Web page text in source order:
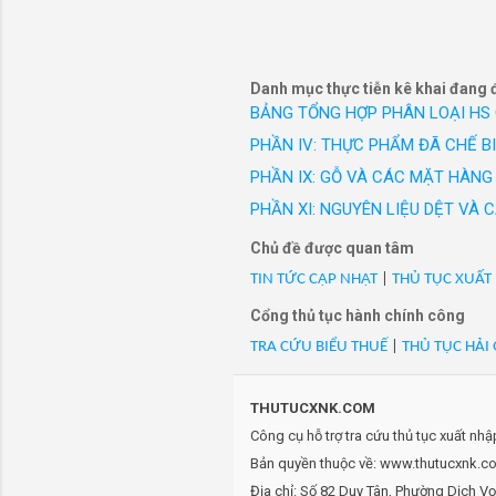
- Mã Hs 84223000: MY26-
suất: 120W, điện áp: 120V/
- Mã Hs 84223000: MY26-
suất: 120W, điện áp:
- Mã Hs 84223000:
120V, hàng mới 100%/VN/
- Mã Hs 84223000: MY26-
suất: 120W, điện áp:
1010311642, sản xuất năm
- Mã Hs 84223000: Tài
- Mã Hs 84223000: Thiết bị
sản xuất: 2021. Hàng đã
- Mã Hs 84223000: Thiết bị
800x500x950 mm, năm sx:
- Mã Hs 84224000: ./Máy
Danh mục thực tiễn kê khai đang
BẢNG TỔNG HỢP PHÂN LOẠI HS
PHẦN IV: THỰC PHẨM ĐÃ CHẾ
PHẦN IX: GỖ VÀ CÁC MẶT
PHẦN XI: NGUYÊN LIỆU DỆT VÀ
Chủ đề được quan tâm
TIN TỨC CẬP NHẬT| THỦ TỤC
Cổng thủ tục hành chính công
TRA CỨU BIỂU THUẾ THỦ TỤC HẢI
THUTUCXNK.COM
Công cụ hỗ trợ tra cứu thủ tục xuất
Bản quyền thuộc về:
Địa chỉ: Số 82 Duy Tân, Phường Dịch